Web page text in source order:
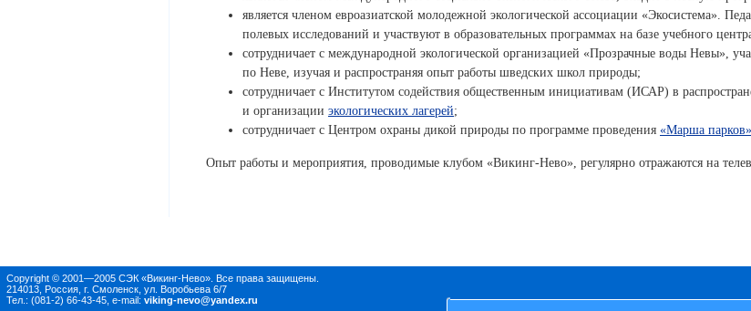
является членом евроазиатской молодежной экологической ассоциации «Экосистема».
полевых исследований и участвуют в образовательных программах на базе учебного
сотрудничает с международной экологической организацией «Прозрачные воды Невы»,
по Неве, изучая и распространяя опыт работы шведских школ природы;
сотрудничает с Институтом содействия общественным инициативам (ИСАР) в
и организации экологических лагерей;
сотрудничает с Центром охраны дикой природы по программе проведения «Марша парков»
Опыт работы и мероприятия, проводимые клубом «Викинг-Нево», регулярно отражаются на
Copyright © 2001—2005 СЭК «Викинг-Нево». Все права защищены.
214013, Россия, г. Смоленск, ул. Воробьева 6/7
Тел.: (081-2) 66-43-45, e-mail: viking-nevo@yandex.ru